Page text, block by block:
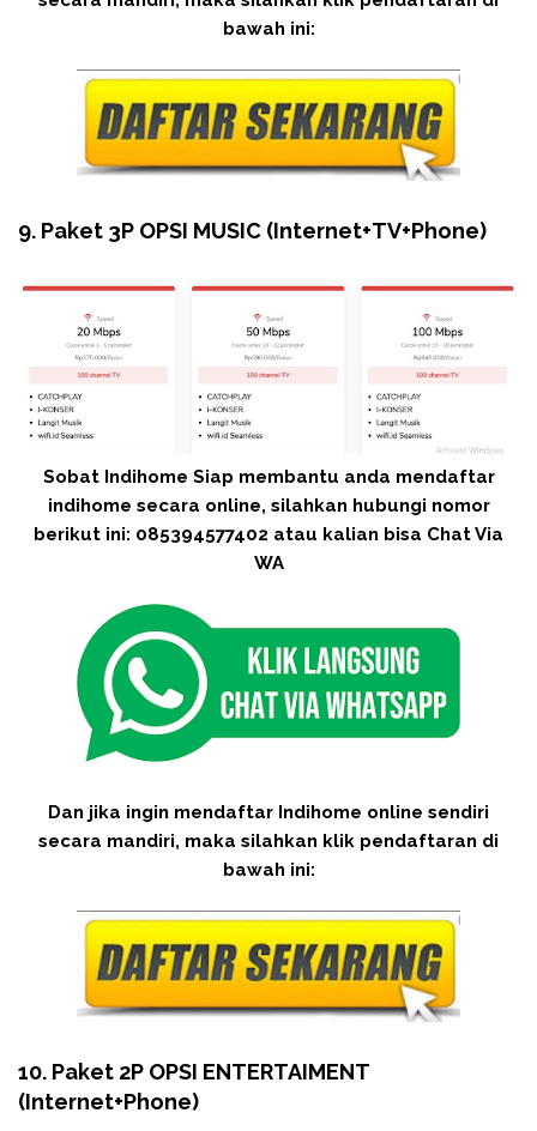
bawah ini:
9. Paket 3P OPSI MUSIC (Internet+TV+Phone)
Sobat Indihome Siap membantu anda mendaftar
indihome secara online, silahkan hubungi nomor
berikut ini: 085394577402 atau kalian bisa Chat Via
WA
Dan jika ingin mendaftar Indihome online sendiri
secara mandiri, maka silahkan klik pendaftaran di
bawah ini:
10. Paket 2P OPSI ENTERTAIMENT
(Internet+Phone)